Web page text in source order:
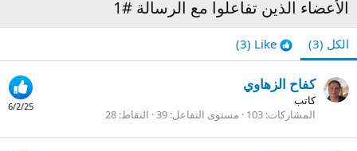
الأعضاء الذين تفاعلوا مع الرسالة #1
الكل (3)
Like
(3)
6/2/25
كفاح الزهاوي
كاتب
المشاركات 103 مستوى التفاعل 39 النقاط 28